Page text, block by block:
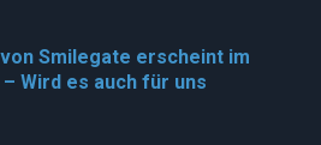
von Smilegate erscheint im
Wird es auch für uns